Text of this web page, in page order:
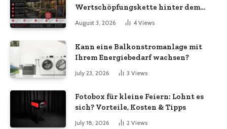
Wertschöpfungskette hinter dem
Sonnenschirm: Was Import-
Ökonomie, EU-Fertigung und
wirklich bedeuten
August 3, 2026 4 Views
Kann eine Balkonstromanlage mit
Ihrem Energiebedarf wachsen?
July 23, 2026 3 Views
Fotobox für kleine Feiern: Lohnt es
sich? Vorteile, Kosten & Tipps
July 18, 2026 2 Views